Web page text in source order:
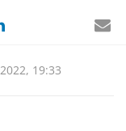
19:33